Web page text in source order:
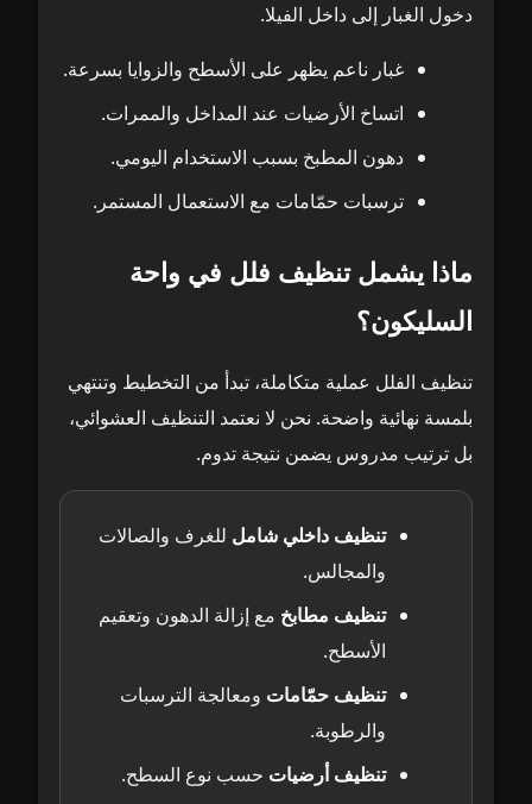
13 تنظيف المطبخ والحمامات في فلل واحة
14 المطبخ: إزالة الدهون أولاً ثم التعقيم
الحمامات: إزالة الترسبات بمواد آمنة
فلل واحة السليكون
18 الخدمات الإضافية التي تكمّل النتيجة
19 كيف تحافظ على نظافة الفيلا بعد الخدمة؟
دخول الغبار إلى داخل الفيلا.
غبار ناعم يظهر على الأسطح والزوايا بسرعة.
اتساخ الأرضيات عند المداخل والممرات.
دهون المطبخ بسبب الاستخدام اليومي.
ترسبات حمّامات مع الاستعمال المستمر.
ماذا يشمل تنظيف فلل في واحة
السليكون؟
تنظيف الفلل عملية متكاملة، تبدأ من التخطيط وتنتهي
بلمسة نهائية واضحة. نحن لا نعتمد التنظيف العشوائي،
بل ترتيب مدروس يضمن نتيجة تدوم.
تنظيف داخلي شامل للغرف والصالات
والمجالس.
تنظيف مطابخ مع إزالة الدهون وتعقيم
الأسطح.
تنظيف حمّامات ومعالجة الترسبات
والرطوبة.
تنظيف أرضيات حسب نوع السطح.